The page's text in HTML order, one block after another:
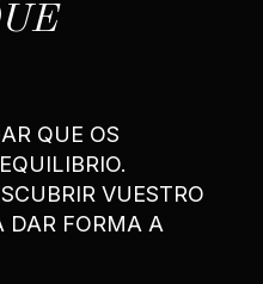
QUE OS
VUESTRO
DAR FORMA A